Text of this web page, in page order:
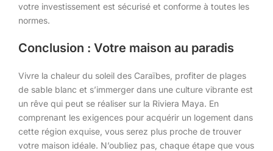
votre investissement est sécurisé et conforme à toutes les
normes.
Conclusion : Votre maison au paradis
Vivre la chaleur du soleil des Caraïbes, profiter de plages
de sable blanc et s’immerger dans une culture vibrante est
un rêve qui peut se réaliser sur la Riviera Maya. En
comprenant les exigences pour acquérir un logement dans
cette région exquise, vous serez plus proche de trouver
votre maison idéale. N’oubliez pas, chaque étape que vous